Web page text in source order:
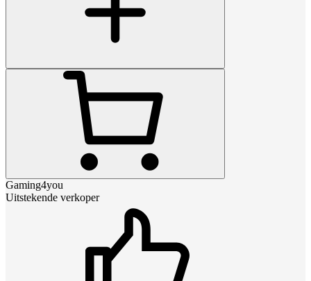
Gaming4you
Uitstekende verkoper